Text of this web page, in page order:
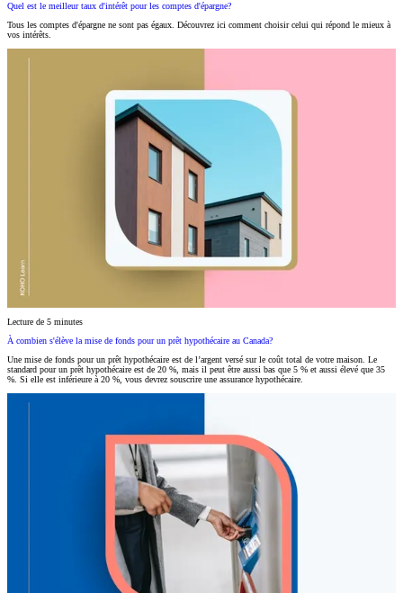
Quel est le meilleur taux d'intérêt pour les comptes d'épargne?
Tous les comptes d'épargne ne sont pas égaux. Découvrez ici comment choisir celui qui répond le mieux à
vos intérêts.
Lecture de 5 minutes
À combien s'élève la mise de fonds pour un prêt hypothécaire au Canada?
Une mise de fonds pour un prêt hypothécaire est de l’argent versé sur le coût total de votre maison. Le
standard pour un prêt hypothécaire est de 20 %, mais il peut être aussi bas que 5 % et aussi élevé que 35
%. Si elle est inférieure à 20 %, vous devrez souscrire une assurance hypothécaire.